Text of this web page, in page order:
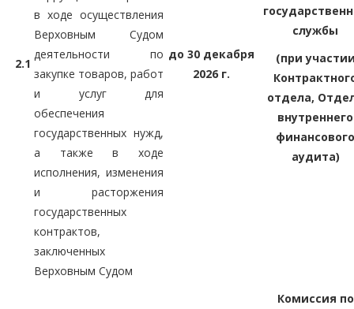
2.1
в ходе осуществления
Верховным Судом
деятельности по
закупке товаров, работ
и услуг для
обеспечения
государственных нужд,
а также в ходе
исполнения, изменения
и расторжения
государственных
контрактов,
заключенных
Верховным Судом
до 30 декабря
2026 г.
службы
(при
отдела,
внутреннего
финансового
аудита)
Комиссия по